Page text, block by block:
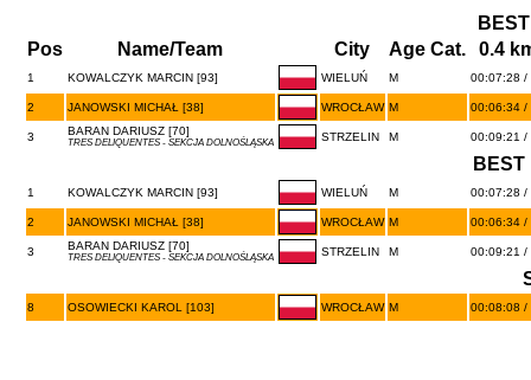
Pos
Name/Team City Age Cat. 0.4
1 KOWALCZYK MARCIN [93] WIELUŃ M 00:07:28 /
2 JANOWSKI MICHAŁ [38] WROCŁAW M 00:06:34 /
3 BARAN DARIUSZ [70]
TRES DELIQUENTES - SEKCJA DOLNOŚLĄSKA STRZELIN M 00:09:21 /
BEST
1 KOWALCZYK MARCIN [93] WIELUŃ M 00:07:28 /
2 JANOWSKI MICHAŁ [38] WROCŁAW M 00:06:34 /
3 BARAN DARIUSZ [70]
TRES DELIQUENTES - SEKCJA DOLNOŚLĄSKA STRZELIN M 00:09:21 /
8 OSOWIECKI KAROL [103] WROCŁAW M 00:08:08 /